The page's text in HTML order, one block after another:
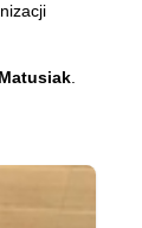
.